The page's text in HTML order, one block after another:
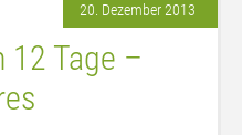
20. Dezember 2013
12 Tage –